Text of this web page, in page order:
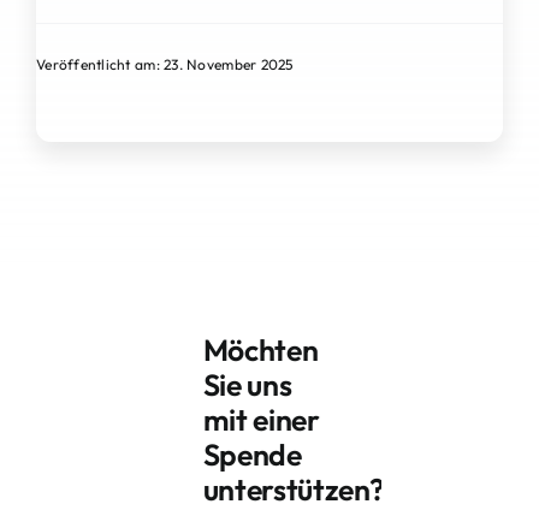
Veröffentlicht am: 23. November 2025
Möchten
Sie uns
mit einer
Spende
unterstützen?